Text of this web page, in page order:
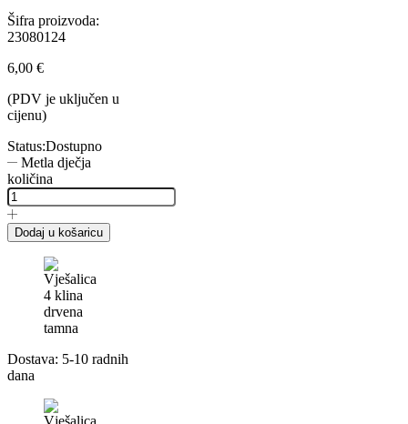
Šifra proizvoda:
23080124
6,00 €
(PDV je uključen u
cijenu)
Status:Dostupno
Metla dječja
količina
Dodaj u košaricu
Dostava: 5-10 radnih
dana